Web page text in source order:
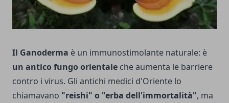
Il Ganoderma è un immunostimolante naturale: è
un antico fungo orientale che aumenta le barriere
contro i virus. Gli antichi medici d'Oriente lo
chiamavano "reishi" o "erba dell'immortalità", ma